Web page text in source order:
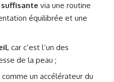
via une routine
équilibrée et une
, car c’est l’un des
de la peau ;
comme un accélérateur du